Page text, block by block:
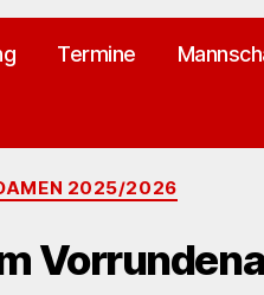
Termine
Kategorien
2025/2026